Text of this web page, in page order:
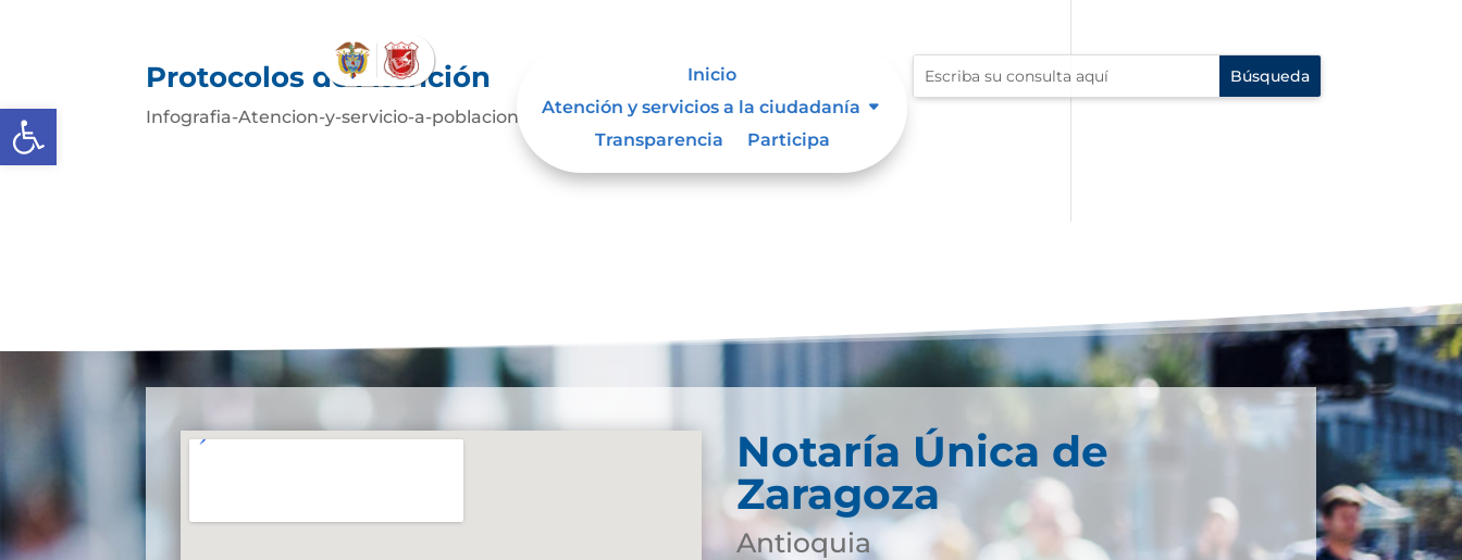
Abrir barra de herramientas
Inicio
Atención y servicios a la ciudadanía
Transparencia
Participa
Protocolos de Atención
Infografia-Atencion-y-servicio-a-poblacion-transDescarga
Notaría Única de
Zaragoza
Antioquia